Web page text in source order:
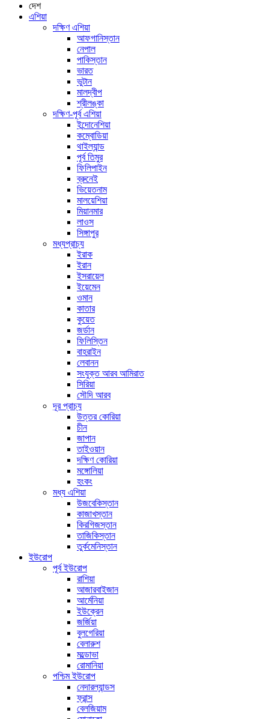
দেশ
এশিয়া
দক্ষিণ এশিয়া
আফগানিস্তান
নেপাল
পাকিস্তান
ভারত
ভুটান
মালদ্বীপ
শ্রীলঙ্কা
দক্ষিণ-পূর্ব এশিয়া
ইন্দোনেশিয়া
কম্বোডিয়া
থাইল্যান্ড
পূর্ব তিমুর
ফিলিপাইন
ব্রুনেই
ভিয়েতনাম
মালয়েশিয়া
মিয়ানমার
লাওস
সিঙ্গাপুর
মধ্যপ্রাচ্য
ইরাক
ইরান
ইসরায়েল
ইয়েমেন
ওমান
কাতার
কুয়েত
জর্ডান
ফিলিস্তিন
বাহরাইন
লেবানন
সংযুক্ত আরব আমিরাত
সিরিয়া
সৌদি আরব
দূর প্রাচ্য
উত্তর কোরিয়া
চীন
জাপান
তাইওয়ান
দক্ষিণ কোরিয়া
মঙ্গোলিয়া
হংকং
মধ্য এশিয়া
উজবেকিস্তান
কাজাখস্তান
কিরগিজস্তান
তাজিকিস্তান
তুর্কমেনিস্তান
ইউরোপ
পূর্ব ইউরোপ
রাশিয়া
আজারবাইজান
আর্মেনিয়া
ইউক্রেন
জর্জিয়া
বুলগেরিয়া
বেলারুশ
মল্ডোভা
রোমানিয়া
পশ্চিম ইউরোপ
নেদারল্যান্ডস
ফ্রান্স
বেলজিয়াম